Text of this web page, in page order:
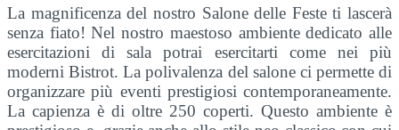
La magnificenza del nostro Salone delle Feste ti lascerà
senza fiato! Nel nostro maestoso ambiente dedicato alle
esercitazioni di sala potrai esercitarti come nei più
moderni Bistrot. La polivalenza del salone ci permette di
organizzare più eventi prestigiosi contemporaneamente.
La capienza è di oltre 250 coperti. Questo ambiente è